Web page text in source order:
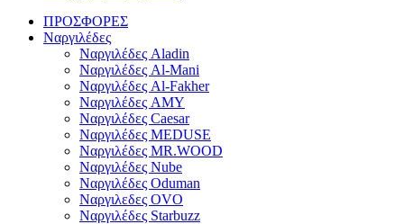
ΠΡΟΣΦΟΡΕΣ
Ναργιλέδες
Ναργιλέδες Aladin
Ναργιλέδες Al-Mani
Ναργιλέδες Al-Fakher
Ναργιλέδες AΜΥ
Ναργιλέδες Caesar
Ναργιλέδες MEDUSE
Ναργιλέδες MR.WOOD
Ναργιλέδες Nube
Ναργιλέδες Oduman
Ναργιλεδες OVO
Ναργιλέδες Starbuzz